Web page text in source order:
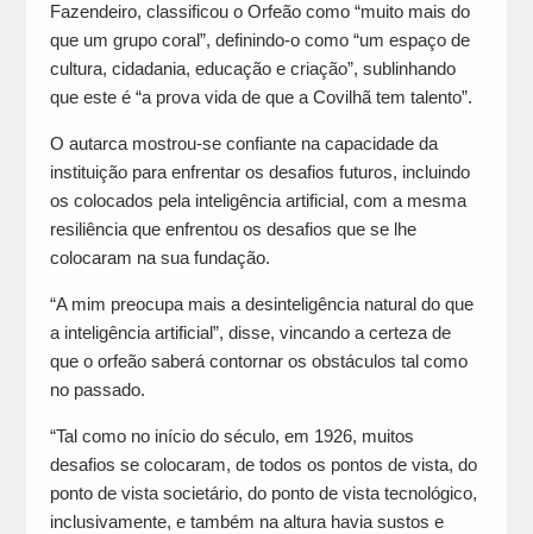
Fazendeiro, classificou o Orfeão como “muito mais do
que um grupo coral”, definindo-o como “um espaço de
cultura, cidadania, educação e criação”, sublinhando
que este é “a prova vida de que a Covilhã tem talento”.
O autarca mostrou-se confiante na capacidade da
instituição para enfrentar os desafios futuros, incluindo
os colocados pela inteligência artificial, com a mesma
resiliência que enfrentou os desafios que se lhe
colocaram na sua fundação.
“A mim preocupa mais a desinteligência natural do que
a inteligência artificial”, disse, vincando a certeza de
que o orfeão saberá contornar os obstáculos tal como
no passado.
“Tal como no início do século, em 1926, muitos
desafios se colocaram, de todos os pontos de vista, do
ponto de vista societário, do ponto de vista tecnológico,
inclusivamente, e também na altura havia sustos e